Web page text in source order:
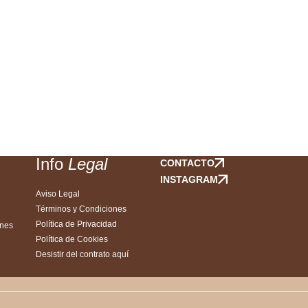
InfoLegal
Aviso Legal
Términos y Condiciones
Política de Privacidad
Política de Cookies
Desistir del contrato aquí
CONTACTO
INSTAGRAM